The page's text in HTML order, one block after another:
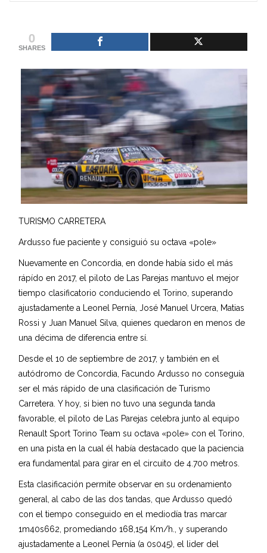
link
Author
page.
or
other
works.
admin
0
SHARES
TURISMO CARRETERA
Ardusso fue paciente y consiguió su octava «pole»
Nuevamente en Concordia, en donde había sido el más
rápído en 2017, el piloto de Las Parejas mantuvo el mejor
tiempo clasificatorio conduciendo el Torino, superando
ajustadamente a Leonel Pernía, José Manuel Urcera, Matias
Rossi y Juan Manuel Silva, quienes quedaron en menos de
una décima de diferencia entre sí.
Desde el 10 de septiembre de 2017, y también en el
autódromo de Concordia, Facundo Ardusso no conseguía
ser el más rápido de una clasificación de Turismo
Carretera. Y hoy, si bien no tuvo una segunda tanda
favorable, el piloto de Las Parejas celebra junto al equipo
Renault Sport Torino Team su octava «pole» con el Torino,
en una pista en la cual él había destacado que la paciencia
era fundamental para girar en el circuito de 4.700 metros.
Esta clasificación permite observar en su ordenamiento
general, al cabo de las dos tandas, que Ardusso quedó
con el tiempo conseguido en el mediodía tras marcar
1m40s662, promediando 168,154 Km/h., y superando
ajustadamente a Leonel Pernía (a 0s045), el lider del